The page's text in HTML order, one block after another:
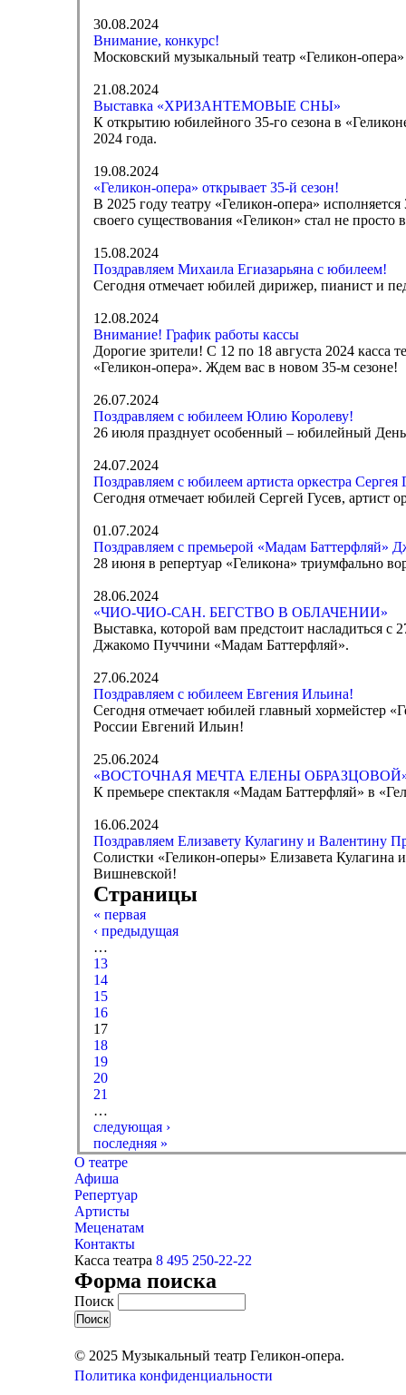
30.08.2024
Внимание, конкурс!
Московский музыкальный театр «Геликон-
21.08.2024
Выставка «ХРИЗАНТЕМОВЫЕ СНЫ»
К открытию юбилейного 35-го сезона в
2024 года.
19.08.2024
«Геликон-опера» открывает 35-й сезон!
В 2025 году театру «Геликон-опера»
своего существования «Геликон» стал не
15.08.2024
Поздравляем Михаила Егиазарьяна с юбилеем!
Сегодня отмечает юбилей дирижер, пианист и
12.08.2024
Внимание! График работы кассы
Дорогие зрители! С 12 по 18 августа 2024 касса
«Геликон-опера». Ждем вас в новом 35-м сезоне!
26.07.2024
Поздравляем с юбилеем Юлию Королеву!
26 июля празднует особенный – юбилейный
24.07.2024
Поздравляем с юбилеем артиста оркестра Сергея
Сегодня отмечает юбилей Сергей Гусев, артист
01.07.2024
Поздравляем с премьерой «Мадам Баттерфляй»
28 июня в репертуар «Геликона» триумфально
28.06.2024
«ЧИО-ЧИО-САН. БЕГСТВО В ОБЛАЧЕНИИ»
Выставка, которой вам предстоит насладиться
Джакомо Пуччини «Мадам Баттерфляй».
27.06.2024
Поздравляем с юбилеем Евгения Ильина!
Сегодня отмечает юбилей главный хормейстер
России Евгений Ильин!
25.06.2024
«ВОСТОЧНАЯ МЕЧТА ЕЛЕНЫ
К премьере спектакля «Мадам Баттерфляй» в
16.06.2024
Поздравляем Елизавету Кулагину и Валентину
Солистки «Геликон-оперы» Елизавета
Вишневской!
Страницы
« первая
‹ предыдущая
…
13
14
15
16
17
18
19
20
21
…
следующая ›
последняя »
О театре
Афиша
Репертуар
Артисты
Меценатам
Контакты
Касса театра 8 495 250-22-22
Форма поиска
Поиск
© 2025 Музыкальный театр Геликон-опера.
Политика конфиденциальности